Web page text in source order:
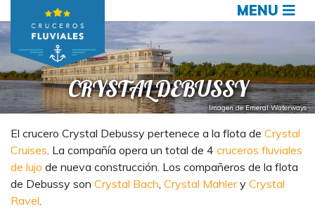
MENU
CRYSTAL DEBUSSY
Imagen de Emeral Waterways
El crucero Crystal Debussy pertenece a la flota de Crystal
Cruises. La compañía opera un total de 4 cruceros fluviales
de lujo de nueva construcción. Los compañeros de la flota
de Debussy son Crystal Bach, Crystal Mahlery Crystal
Ravel.